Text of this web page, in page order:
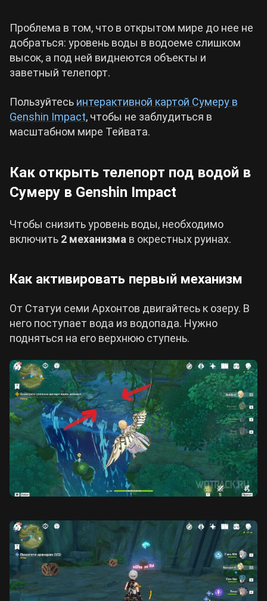
Проблема в том, что в открытом мире до нее не
добраться: уровень воды в водоеме слишком
высок, а под ней виднеются объекты и
заветный телепорт.
Пользуйтесь интерактивной картой Сумеру в
Genshin Impact, чтобы не заблудиться в
масштабном мире Тейвата.
Как открыть телепорт под водой в
Сумеру в Genshin Impact
Чтобы снизить уровень воды, необходимо
включить 2 механизма в окрестных руинах.
Как активировать первый механизм
От Статуи семи Архонтов двигайтесь к озеру. В
него поступает вода из водопада. Нужно
подняться на его верхнюю ступень.